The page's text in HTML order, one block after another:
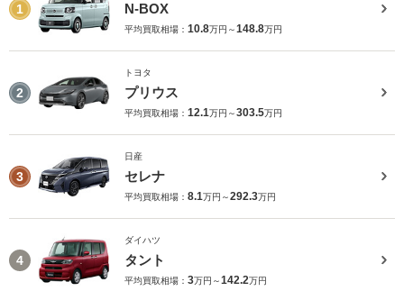
1 N-BOX
平均買取相場： 10.8万円～148.8万円
2
トヨタ
プリウス
平均買取相場： 12.1万円～303.5万円
3
日産
セレナ
平均買取相場： 8.1万円～292.3万円
4
ダイハツ
タント
平均買取相場： 3万円～142.2万円